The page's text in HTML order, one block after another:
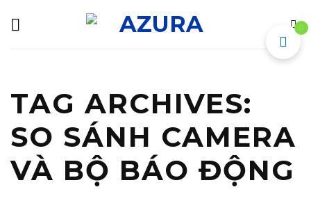
TAG ARCHIVES:
SO SÁNH CAMERA
VÀ BỘ BÁO ĐỘNG
0